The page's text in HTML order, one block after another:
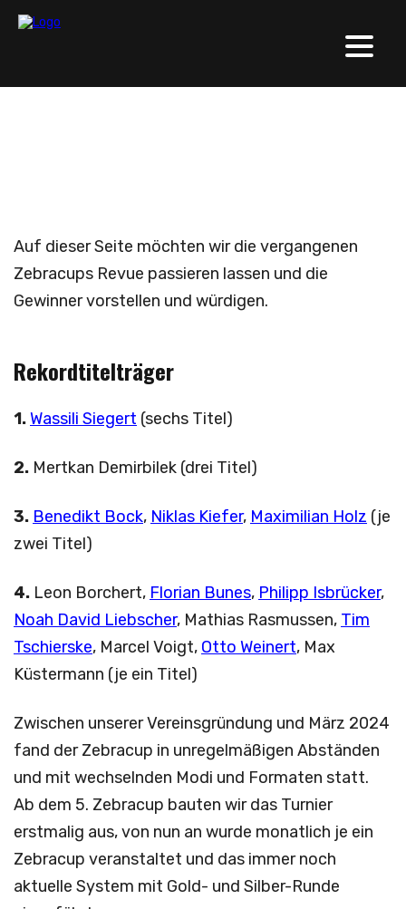
Auf dieser Seite möchten wir die vergangenen
Zebracups Revue passieren lassen und die
Gewinner vorstellen und würdigen.
Rekordtitelträger
1.Wassili Siegert (sechs Titel)
2. Mertkan Demirbilek (drei Titel)
3. Benedikt Bock, Niklas Kiefer, Maximilian Holz (je
zwei Titel)
4. Leon Borchert, Florian Bunes, Philipp Isbrücker,
Noah David Liebscher, Mathias Rasmussen, Tim
Tschierske, Marcel Voigt, Otto Weinert, Max
Küstermann (je ein Titel)
Zwischen unserer Vereinsgründung und März 2024
fand der Zebracup in unregelmäßigen Abständen
und mit wechselnden Modi und Formaten statt.
Ab dem 5. Zebracup bauten wir das Turnier
erstmalig aus, von nun an wurde monatlich je ein
Zebracup veranstaltet und das immer noch
aktuelle System mit Gold- und Silber-Runde